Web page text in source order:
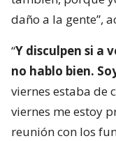
daño a la gente”,
“Y disculpen si a
no hablo bien.
viernes estaba de
viernes me estoy
reunión con los